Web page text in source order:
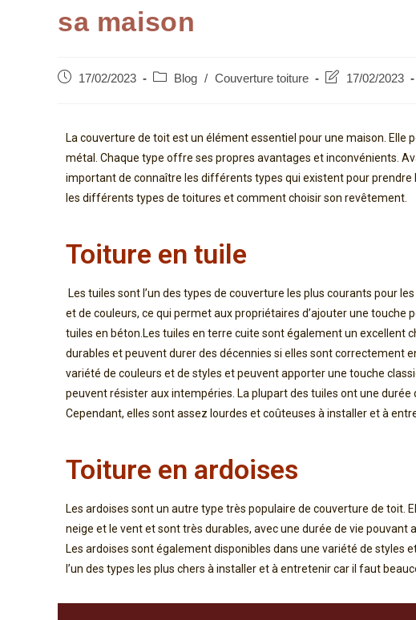
sa maison
17/02/2023 Blog / Couverture toiture 17/02/2023
La couverture de toit est un élément essentiel pour une maison. Elle
métal. Chaque type offre ses propres avantages et inconvénients.
important de connaître les différents types qui existent pour
les différents types de toitures et comment choisir son revêtement.
Toiture en tuile
Les tuiles sont l’un des types de couverture les plus courants pour
et de couleurs, ce qui permet aux propriétaires d’ajouter une touche
tuiles en béton.Les tuiles en terre cuite sont également un excellent
durables et peuvent durer des décennies si elles sont correctement
variété de couleurs et de styles et peuvent apporter une touche
peuvent résister aux intempéries. La plupart des tuiles ont une durée
Cependant, elles sont assez lourdes et coûteuses à installer et à
Toiture en ardoises
Les ardoises sont un autre type très populaire de couverture de toit.
neige et le vent et sont très durables, avec une durée de vie pouvant
Les ardoises sont également disponibles dans une variété de styles
l’un des types les plus chers à installer et à entretenir car il faut